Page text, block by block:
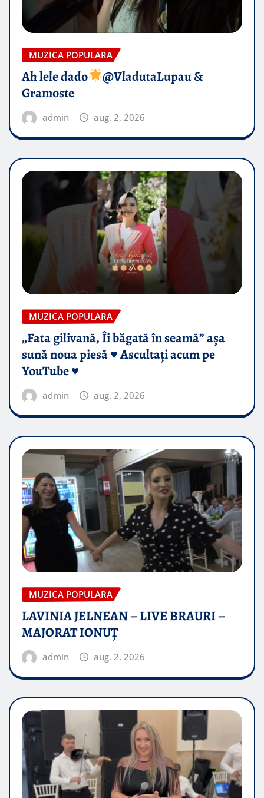
MUZICA POPULARA
Ah lele dado​
@VladutaLupau &
Gramoste
admin aug. 2, 2026
MUZICA POPULARA
„Fata gilivană, Îi băgată în seamă” așa
sună noua piesă ♥️ Ascultați acum pe
YouTube ♥️
admin aug. 2, 2026
MUZICA POPULARA
LAVINIA JELNEAN – LIVE BRAURI –
MAJORAT IONUŢ
admin aug. 2, 2026